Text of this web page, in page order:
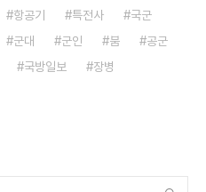
항공기 특전사
국군
군대 군인 붐
공군
국방일보 장병